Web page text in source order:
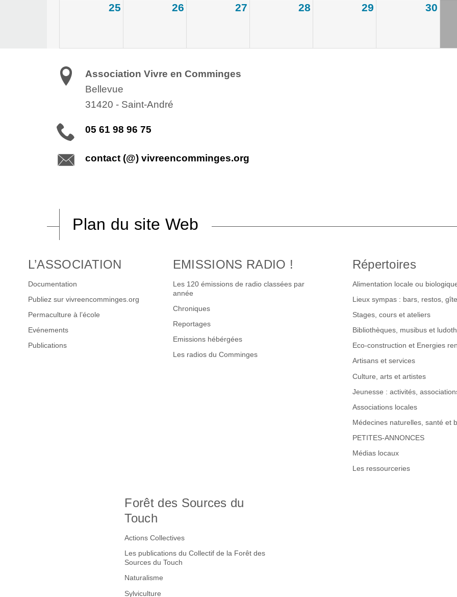
25 26 27 28 29 30
Association Vivre en Comminges
Bellevue
31420 - Saint-André
05 61 98 96 75
contact (@) vivreencomminges.org
Plan du site Web
L’ASSOCIATION
Documentation
Publiez sur vivreencomminges.org
Permaculture à l’école
Evénements
Publications
EMISSIONS RADIO !
Les 120 émissions de radio classées par
année
Chroniques
Reportages
Emissions hébérgées
Les radios du Comminges
Répertoires
Alimentation locale ou
Lieux sympas : bars, restos,
Stages, cours et ateliers
Bibliothèques, musibus et
Eco-construction et Energies
Artisans et services
Culture, arts et artistes
Jeunesse : activités,
Associations locales
Médecines naturelles, santé et
PETITES-ANNONCES
Médias locaux
Les ressourceries
Forêt des Sources du
Touch
Actions Collectives
Les publications du Collectif de la Forêt des
Sources du Touch
Naturalisme
Sylviculture